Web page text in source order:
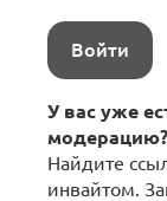
Войти
У вас уже
модерацию?
Найдите
инвайтом.